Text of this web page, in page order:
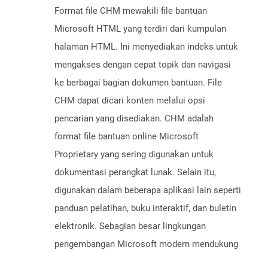
Format file CHM mewakili file bantuan
Microsoft HTML yang terdiri dari kumpulan
halaman HTML. Ini menyediakan indeks untuk
mengakses dengan cepat topik dan navigasi
ke berbagai bagian dokumen bantuan. File
CHM dapat dicari konten melalui opsi
pencarian yang disediakan. CHM adalah
format file bantuan online Microsoft
Proprietary yang sering digunakan untuk
dokumentasi perangkat lunak. Selain itu,
digunakan dalam beberapa aplikasi lain seperti
panduan pelatihan, buku interaktif, dan buletin
elektronik. Sebagian besar lingkungan
pengembangan Microsoft modern mendukung